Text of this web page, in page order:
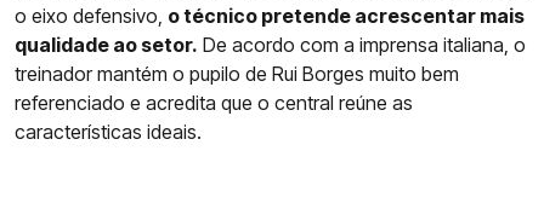
o eixo defensivo, o técnico pretende acrescentar mais
qualidade ao setor. De acordo com a imprensa italiana, o
treinador mantém o pupilo de Rui Borges muito bem
referenciado e acredita que o central reúne as
características ideais.